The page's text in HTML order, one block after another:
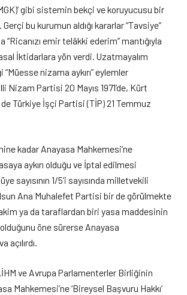
gibi sistemin bekçi ve koruyucusu bir
bu kurumun aldığı kararlar “Tavsiye”
emir telâkki ederim” mantığıyla
İktidarlara yön verdi. Uzatmayalım
“Müesse nizama aykırı” eylemler
Nizam Partisi 20 Mayıs 1971’de, Kürt
Türkiye İşçi Partisi (TİP) 21 Temmuz
kadar Anayasa Mahkemesi’ne
aykırı olduğu ve İptal edilmesi
sayısının 1/5’i sayısında milletvekili
Ana Muhalefet Partisi bir de görülmekte
ya da taraflardan biri yasa maddesinin
olduğunu öne sürerse Anayasa
açılırdı.
ve Avrupa Parlamenterler Birliğinin
Mahkemesi’ne ‘Bireysel Başvuru Hakkı’